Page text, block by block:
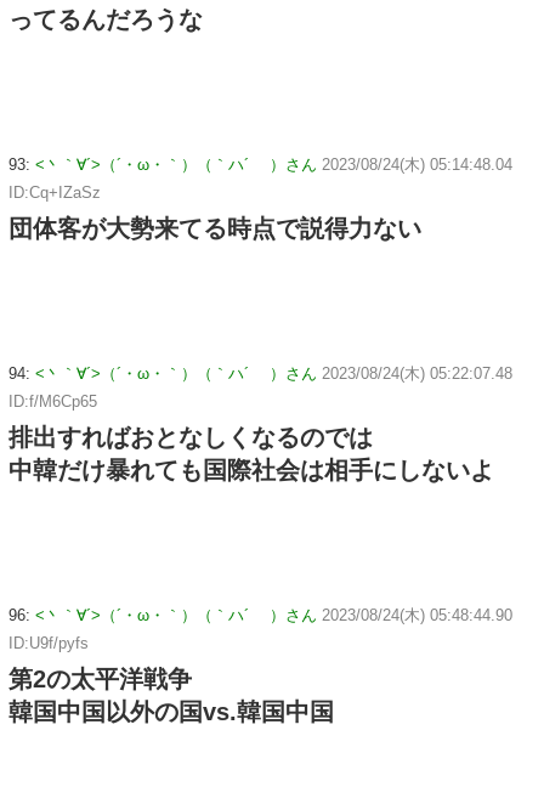
ってるんだろうな
93: <丶｀∀´>（´・ω・｀）（｀ハ´ ）さん 2023/08/24(木) 05:14:48.04
ID:Cq+IZaSz
団体客が大勢来てる時点で説得力ない
94: <丶｀∀´>（´・ω・｀）（｀ハ´ ）さん 2023/08/24(木) 05:22:07.48
ID:f/M6Cp65
排出すればおとなしくなるのでは
中韓だけ暴れても国際社会は相手にしないよ
96: <丶｀∀´>（´・ω・｀）（｀ハ´ ）さん 2023/08/24(木) 05:48:44.90
ID:U9f/pyfs
第2の太平洋戦争
韓国中国以外の国vs.韓国中国